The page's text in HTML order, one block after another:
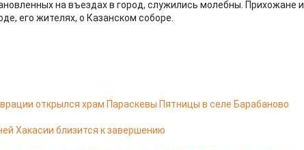
на въездах в город, служились молебны. Прихожане и
его жителях, о Казанском соборе.
открылся храм Параскевы Пятницы в селе Барабаново
Хакасии близится к завершению